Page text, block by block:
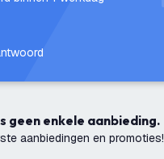
geen enkele aanbieding.
aanbiedingen en promoties!